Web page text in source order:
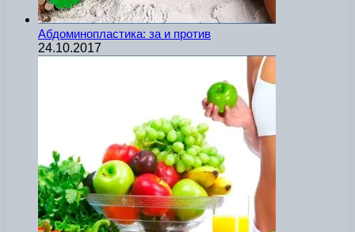
Абдоминопластика: за и против
24.10.2017